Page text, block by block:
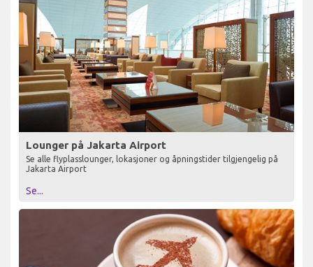
Lounger på Jakarta Airport
Se alle flyplasslounger, lokasjoner og åpningstider tilgjengelig på
Jakarta Airport
Se...